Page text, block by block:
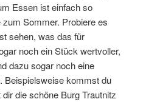
Essen ist einfach so
Sommer. Probiere es
sehen, was das für
noch ein Stück wertvoller,
dazu sogar noch eine
Beispielsweise kommst du
die schöne Burg Trautnitz